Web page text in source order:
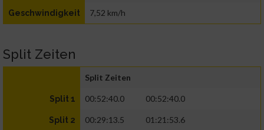
Geschwindigkeit 7,52 km/h
Split Zeiten
Split Zeiten
Split 1 00:52:40.0 00:52:40.0
Split 2 00:29:13.5 01:21:53.6